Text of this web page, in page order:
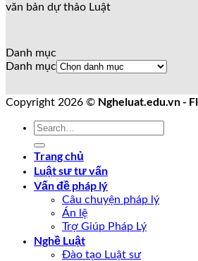
văn bản dự thảo Luật
Danh mục
Danh mục
Copyright 2026 © Ngheluat.edu.vn -
Trang chủ
Luật sư tư vấn
Vấn đề pháp lý
Câu chuyện pháp lý
Án lệ
Trợ Giúp Pháp Lý
Nghề Luật
Đào tạo Luật sư